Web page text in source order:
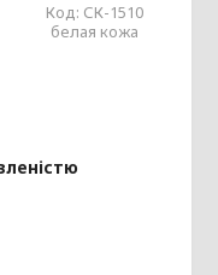
Код: СК-1510
белая кожа